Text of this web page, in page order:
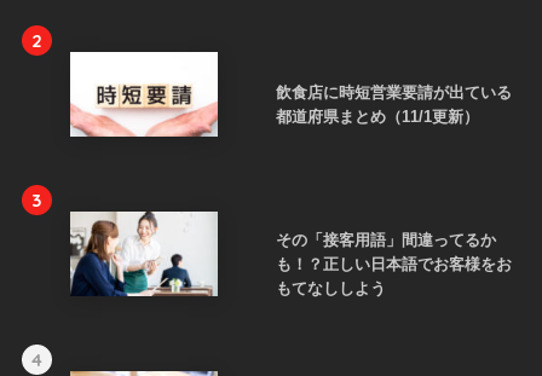
2
飲食店に時短営業要請が出ている
都道府県まとめ（11/1更新）
3
その「接客用語」間違ってるか
も！？正しい日本語でお客様をお
もてなししよう
4